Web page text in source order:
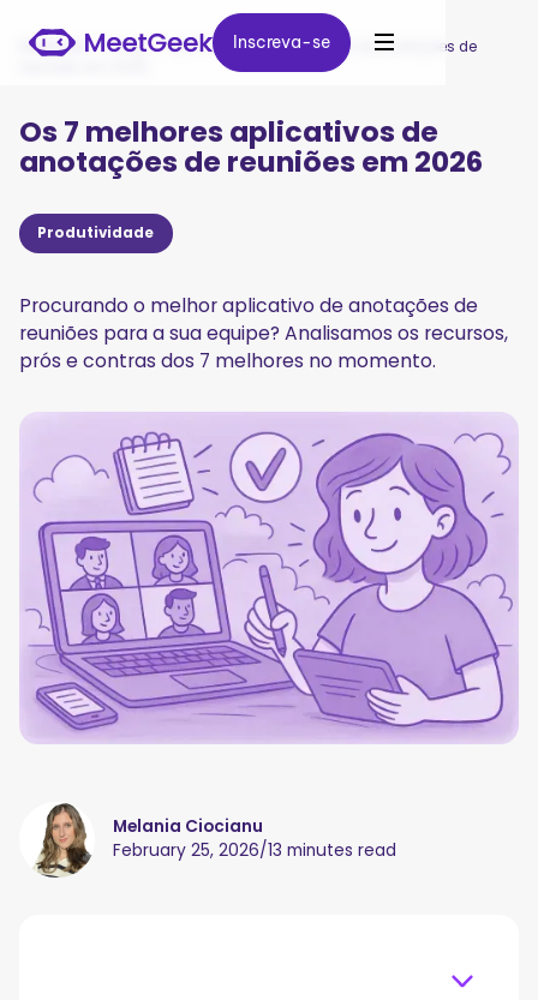
Inscreva-se
Inscreva-se
MeetGeek / Blog / Os 7 melhores aplicativos de anotações de
Os 7 melhores aplicativos de
anotações de reuniões em 2026
Produtividade
Procurando o melhor aplicativo de anotações de
reuniões para a sua equipe? Analisamos os recursos,
prós e contras dos 7 melhores no momento.
Melania Ciocianu
February 25, 2026/13 minutes read